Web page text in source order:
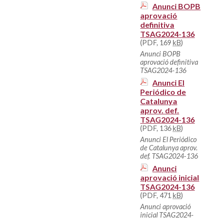
Anunci BOPB
aprovació
definitiva
TSAG2024-136
(PDF, 169kB)
Anunci BOPB
aprovació definitiva
TSAG2024-136
Anunci El
Periódico de
Catalunya
aprov. def.
TSAG2024-136
(PDF, 136kB)
Anunci El Periódico
de Catalunya aprov.
def. TSAG2024-136
Anunci
aprovació inicial
TSAG2024-136
(PDF, 471kB)
Anunci aprovació
inicial TSAG2024-